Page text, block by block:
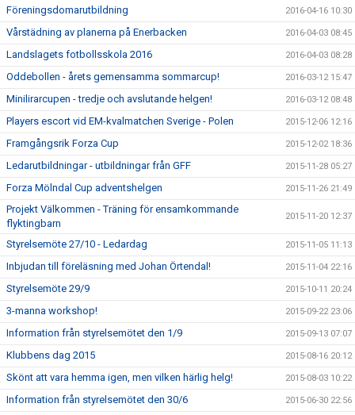
Föreningsdomarutbildning 2016-04-16 10:30
Vårstädning av planerna på Enerbacken 2016-04-03 08:45
Landslagets fotbollsskola 2016 2016-04-03 08:28
Oddebollen - årets gemensamma sommarcup! 2016-03-12 15:47
Minilirarcupen - tredje och avslutande helgen! 2016-03-12 08:48
Players escort vid EM-kvalmatchen Sverige - Polen 2015-12-06 12:16
Framgångsrik Forza Cup 2015-12-02 18:36
Ledarutbildningar - utbildningar från GFF 2015-11-28 05:27
Forza Mölndal Cup adventshelgen 2015-11-26 21:49
Projekt Välkommen - Träning för ensamkommande
flyktingbarn
2015-11-20 12:37
Styrelsemöte 27/10 - Ledardag 2015-11-05 11:13
Inbjudan till föreläsning med Johan Örtendal! 2015-11-04 22:16
Styrelsemöte 29/9 2015-10-11 20:24
3-manna workshop! 2015-09-22 23:06
Information från styrelsemötet den 1/9 2015-09-13 07:07
Klubbens dag 2015 2015-08-16 20:12
Skönt att vara hemma igen, men vilken härlig helg! 2015-08-03 10:22
Information från styrelsemötet den 30/6 2015-06-30 22:56